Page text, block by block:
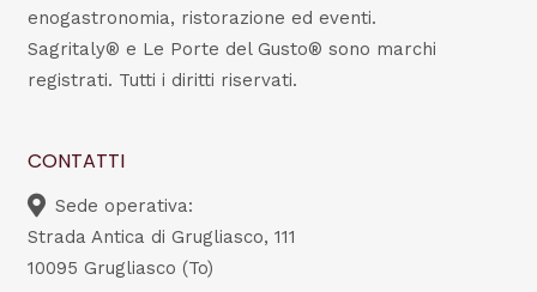
enogastronomia, ristorazione ed eventi.
Sagritaly® e Le Porte del Gusto® sono marchi
registrati. Tutti i diritti riservati.
CONTATTI
Sede operativa:
Strada Antica di Grugliasco, 111
10095 Grugliasco (To)